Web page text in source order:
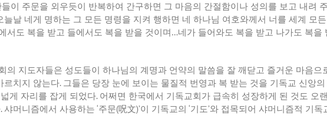
이 주문을 외우듯이 반복하여 간구하면 그 마음의 간절함이나 성의를 보고 내려
늘날 네게 명하는 그 모든 명령을 지켜 행하면 네 하나님 여호와께서 너를 세계 모
서도 복을 받고 들에서도 복을 받을 것이며…네가 들어와도 복을 받고 나가도 복을
지도자들은 성도들이 하나님의 계명과 언약의 말씀을 잘 깨닫고 즐거운 마음으
르치지 않는다. 그들은 당장 눈에 보이는 물질적 번영과 복 받는 것을 기독교 신앙
게 자리를 잡게 되었다. 어쩌면 한국에서 기독교회가 급속히 성장하게 된 것도 오
.샤머니즘에서 사용하는 ‘주문(呪文)’이 기독교의 ‘기도’와 접목되어 샤머니즘적 기독